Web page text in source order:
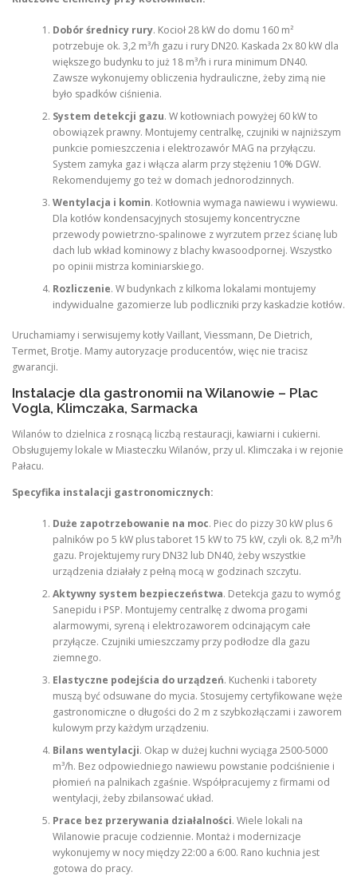
Dobór średnicy rury. Kocioł 28 kW do domu 160 m²
potrzebuje ok. 3,2 m³/h gazu i rury DN20. Kaskada 2x 80 kW dla
większego budynku to już 18 m³/h i rura minimum DN40.
Zawsze wykonujemy obliczenia hydrauliczne, żeby zimą nie
było spadków ciśnienia.
System detekcji gazu. W kotłowniach powyżej 60 kW to
obowiązek prawny. Montujemy centralkę, czujniki w najniższym
punkcie pomieszczenia i elektrozawór MAG na przyłączu.
System zamyka gaz i włącza alarm przy stężeniu 10% DGW.
Rekomendujemy go też w domach jednorodzinnych.
Wentylacja i komin. Kotłownia wymaga nawiewu i wywiewu.
Dla kotłów kondensacyjnych stosujemy koncentryczne
przewody powietrzno-spalinowe z wyrzutem przez ścianę lub
dach lub wkład kominowy z blachy kwasoodpornej. Wszystko
po opinii mistrza kominiarskiego.
Rozliczenie. W budynkach z kilkoma lokalami montujemy
indywidualne gazomierze lub podliczniki przy kaskadzie kotłów.
Uruchamiamy i serwisujemy kotły Vaillant, Viessmann, De Dietrich,
Termet, Brotje. Mamy autoryzacje producentów, więc nie tracisz
gwarancji.
Instalacje dla gastronomii na Wilanowie – Plac
Vogla, Klimczaka, Sarmacka
Wilanów to dzielnica z rosnącą liczbą restauracji, kawiarni i cukierni.
Obsługujemy lokale w Miasteczku Wilanów, przy ul. Klimczaka i w rejonie
Pałacu.
Specyfika instalacji gastronomicznych:
Duże zapotrzebowanie na moc. Piec do pizzy 30 kW plus 6
palników po 5 kW plus taboret 15 kW to 75 kW, czyli ok. 8,2 m³/h
gazu. Projektujemy rury DN32 lub DN40, żeby wszystkie
urządzenia działały z pełną mocą w godzinach szczytu.
Aktywny system bezpieczeństwa. Detekcja gazu to wymóg
Sanepidu i PSP. Montujemy centralkę z dwoma progami
alarmowymi, syreną i elektrozaworem odcinającym całe
przyłącze. Czujniki umieszczamy przy podłodze dla gazu
ziemnego.
Elastyczne podejścia do urządzeń. Kuchenki i taborety
muszą być odsuwane do mycia. Stosujemy certyfikowane węże
gastronomiczne o długości do 2 m z szybkozłączami i zaworem
kulowym przy każdym urządzeniu.
Bilans wentylacji. Okap w dużej kuchni wyciąga 2500-5000
m³/h. Bez odpowiedniego nawiewu powstanie podciśnienie i
płomień na palnikach zgaśnie. Współpracujemy z firmami od
wentylacji, żeby zbilansować układ.
Prace bez przerywania działalności. Wiele lokali na
Wilanowie pracuje codziennie. Montaż i modernizacje
wykonujemy w nocy między 22:00 a 6:00. Rano kuchnia jest
gotowa do pracy.